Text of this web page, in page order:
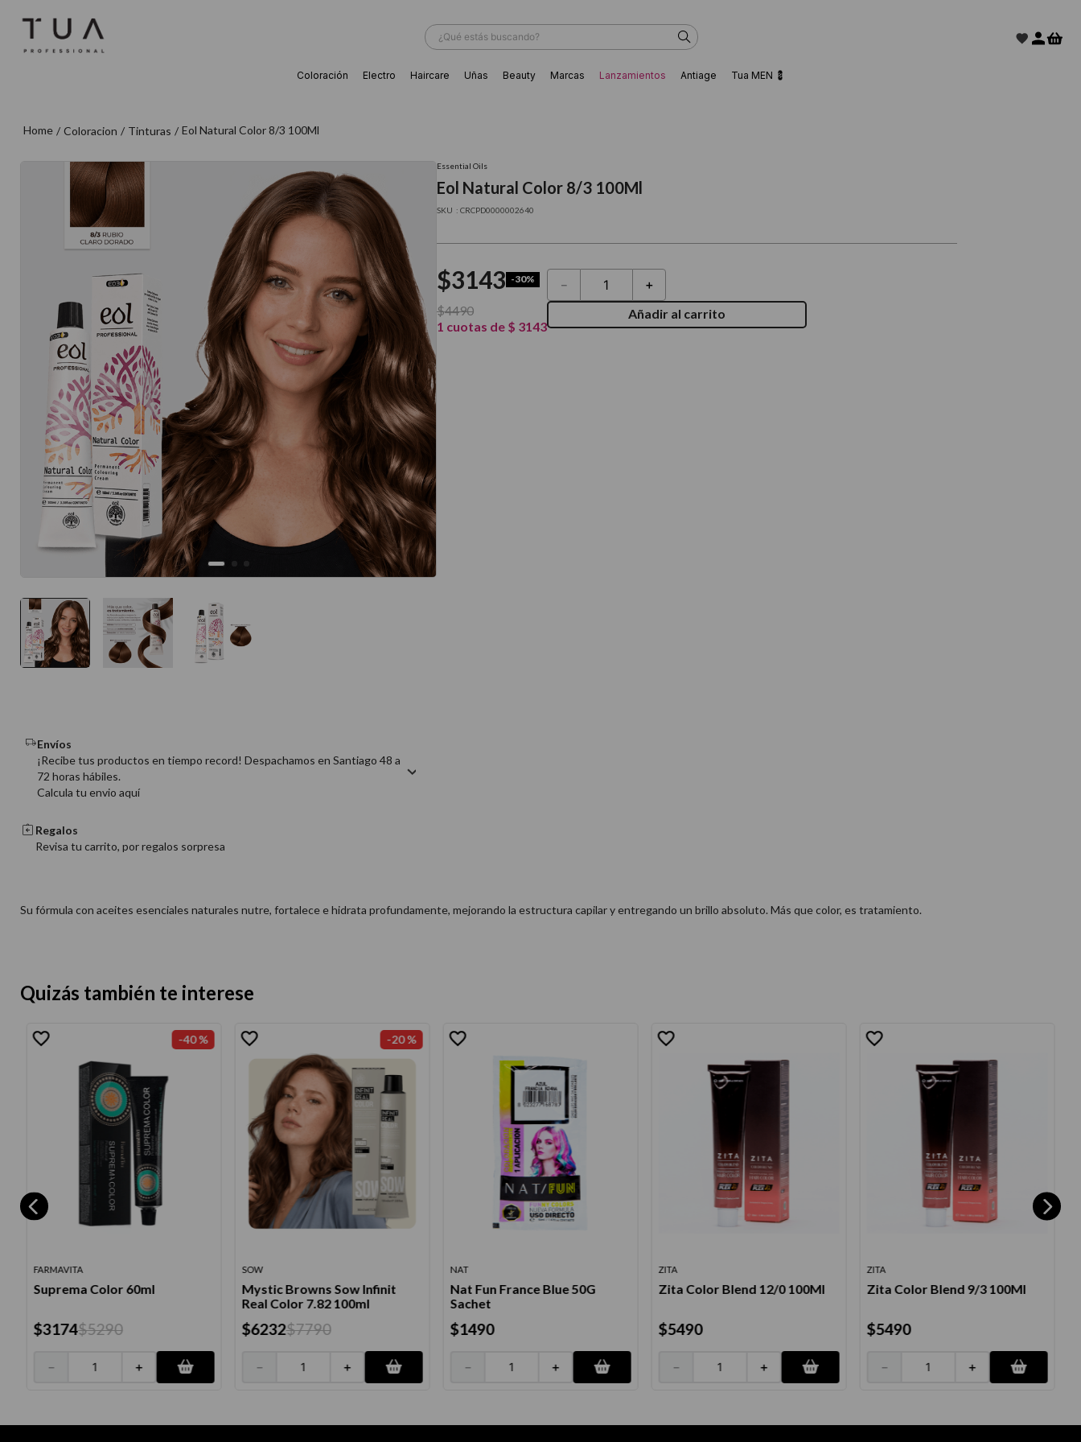
¿Qué estás buscando?
Coloración Electro Haircare Uñas Beauty Marcas Lanzamientos Antiage Tua MEN 💈
Coloracion Tinturas Eol Natural Color 8/3 100Ml
Envíos
¡Recibe tus productos en tiempo record! Despachamos en Santiago 48 a
72 horas hábiles.
Calcula tu envio aquí
Regalos
Revisa tu carrito, por regalos sorpresa
Essential Oils
Eol Natural Color 8/3 100Ml
: CRCPD0000002640
$3143 -30%
$4490
1 cuotas de $ 3143
＋
－
Añadir al carrito
Su fórmula con aceites esenciales naturales nutre, fortalece e hidrata profundamente, mejorando la estructura capilar y entregando un brillo absoluto. Más que color, es tratamiento.
Quizás también te interese
-40 %
FARMAVITA
Suprema Color 60ml
$3174$5290
＋
－
-20 %
SOW
Mystic Browns Sow Infinit
Real Color 7.82 100ml
$6232$7790
＋
－
NAT
Nat Fun France Blue 50G
Sachet
$1490
＋
－
ZITA
Zita Color Blend 12/0 100Ml
$5490
＋
－
ZITA
Zita Color Blend 9/3 100Ml
$5490
＋
－
3. farmavita
4. shampoo
5
6.
7. secador
9. acondicionador
protector térmico